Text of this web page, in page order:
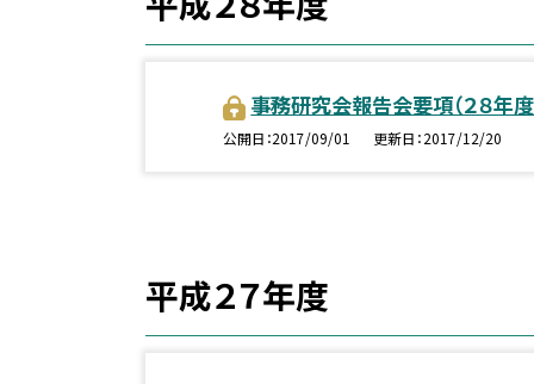
事務研究会報告会要項（２８年度
公開日 2017/09/01 更新日 2017/12/20
平成２７年度